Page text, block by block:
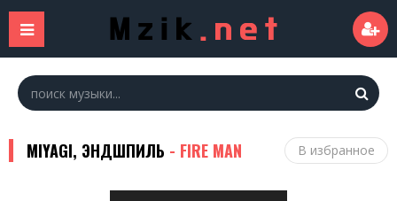
MIYAGI, ЭНДШПИЛЬ - FIRE MAN В избранное